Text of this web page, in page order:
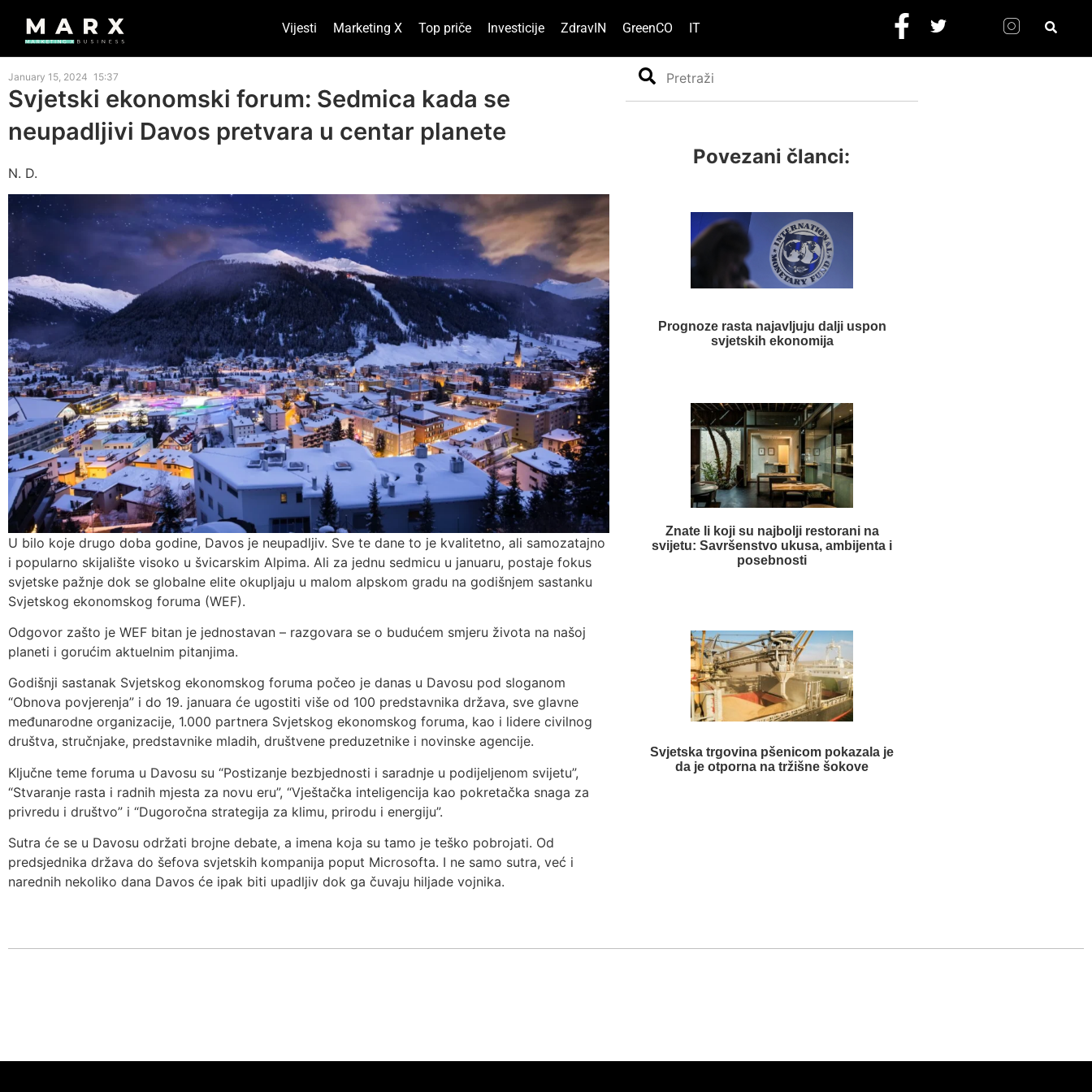
Vijesti Marketing X Top priče Investicije ZdravIN GreenCO IT
January 15, 2024 15:37
Svjetski ekonomski forum: Sedmica kada se
neupadljivi Davos pretvara u centar planete
N. D.
U bilo koje drugo doba godine, Davos je neupadljiv. Sve te dane to je kvalitetno, ali samozatajno
i popularno skijalište visoko u švicarskim Alpima. Ali za jednu sedmicu u januaru, postaje fokus
svjetske pažnje dok se globalne elite okupljaju u malom alpskom gradu na godišnjem sastanku
Svjetskog ekonomskog foruma (WEF).
Odgovor zašto je WEF bitan je jednostavan – razgovara se o budućem smjeru života na našoj
planeti i gorućim aktuelnim pitanjima.
Godišnji sastanak Svjetskog ekonomskog foruma počeo je danas u Davosu pod sloganom
“Obnova povjerenja” i do 19. januara će ugostiti više od 100 predstavnika država, sve glavne
međunarodne organizacije, 1.000 partnera Svjetskog ekonomskog foruma, kao i lidere civilnog
društva, stručnjake, predstavnike mladih, društvene preduzetnike i novinske agencije.
Ključne teme foruma u Davosu su “Postizanje bezbjednosti i saradnje u podijeljenom svijetu”,
“Stvaranje rasta i radnih mjesta za novu eru”, “Vještačka inteligencija kao pokretačka snaga za
privredu i društvo” i “Dugoročna strategija za klimu, prirodu i energiju”.
Sutra će se u Davosu održati brojne debate, a imena koja su tamo je teško pobrojati. Od
predsjednika država do šefova svjetskih kompanija poput Microsofta. I ne samo sutra, već i
narednih nekoliko dana Davos će ipak biti upadljiv dok ga čuvaju hiljade vojnika.
Search
Povezani članci:
Prognoze rasta najavljuju dalji uspon
svjetskih ekonomija
Znate li koji su najbolji restorani na
svijetu: Savršenstvo ukusa, ambijenta i
posebnosti
Svjetska trgovina pšenicom pokazala je
da je otporna na tržišne šokove